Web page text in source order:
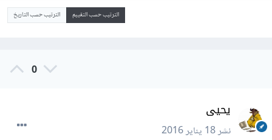
الترتيب حسب التقييم الترتيب حسب التاريخ
0
يحيى
نشر18 يناير 2016